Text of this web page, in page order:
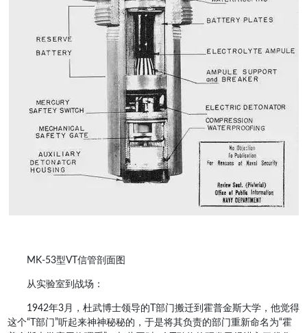
MK-53型VT信管剖面图
从实验室到战场：
1942年3月，杜武博士领导的T部门搬迁到霍普金斯大学，他觉得
这个“T部门”听起来神神秘秘的，于是将其负责的部门重新命名为“霍